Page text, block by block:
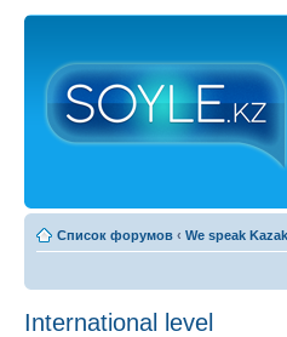
Список форумов ‹ We speak
International level